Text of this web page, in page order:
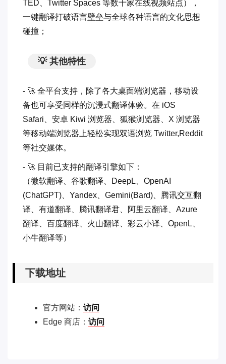
TED、Twitter Spaces 等数十家在线视频站点），
一键翻译打破语言壁垒与全球各种语言的文化思想
碰撞；
💡 其他特性
- 🚀 全平台支持，除了各大桌面端浏览器，移动设
备也可享受同样的沉浸式翻译体验。在 iOS
Safari、安卓 Kiwi 浏览器、狐猴浏览器、X 浏览器
等移动端浏览器上轻松实现双语浏览 Twitter,Reddit
等社交媒体。
- 🚀 目前已支持的翻译引擎如下：
（微软翻译、谷歌翻译、DeepL、OpenAI
(ChatGPT)、Yandex、Gemini(Bard)、腾讯交互翻
译、有道翻译、腾讯翻译君、阿里云翻译、Azure
翻译、百度翻译、火山翻译、彩云小译、OpenL、
小牛翻译等）
下载地址
官方网站： 访问
Edge 商店： 访问